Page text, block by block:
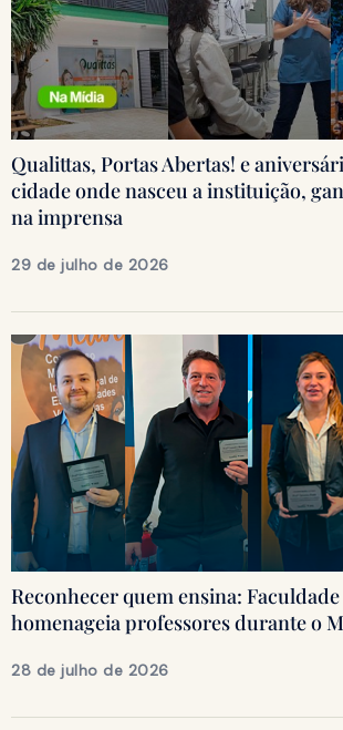
Qualittas, Portas Abertas! e
cidade onde nasceu a instituição,
na imprensa
29 de julho de 2026
Reconhecer quem ensina:
homenageia professores durante o
28 de julho de 2026